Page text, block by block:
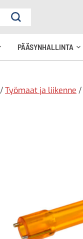
Hae
PÄÄSYNHALLINTA
/Työmaat ja liikenne /